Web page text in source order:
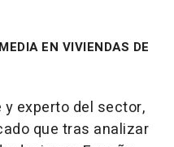
EN VIVIENDAS DE
y experto del sector,
que tras analizar